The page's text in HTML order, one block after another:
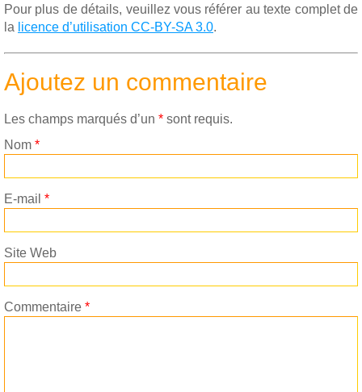
Pour plus de détails, veuillez vous référer au texte complet de
la licence d’utilisation CC-BY-SA 3.0.
Ajoutez un commentaire
Les champs marqués d’un * sont requis.
Nom *
E-mail *
Site Web
Commentaire *